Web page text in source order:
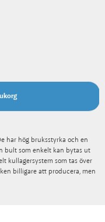
har hög bruksstyrka och en
bult som enkelt kan bytas ut
kullagersystem som tas över
billigare att producera, men